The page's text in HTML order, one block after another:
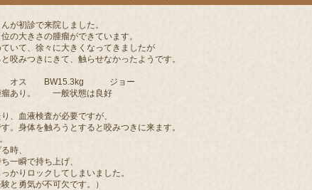
が初診で来院しました。
の大きさの腫瘤ができています。
いて、徐々に大きくなってきましたが
咬みつきにきて、触らせなかったようです。
オス BW15.3kg ジョー
瘤あり。 一般状態は良好
、血液検査が必要ですが、
。身体を触ろうとすると咬みつきに来ます。
時、
一瞬で持ち上げ、
かりロックしてしまいました。
と勇気が不可欠です。）